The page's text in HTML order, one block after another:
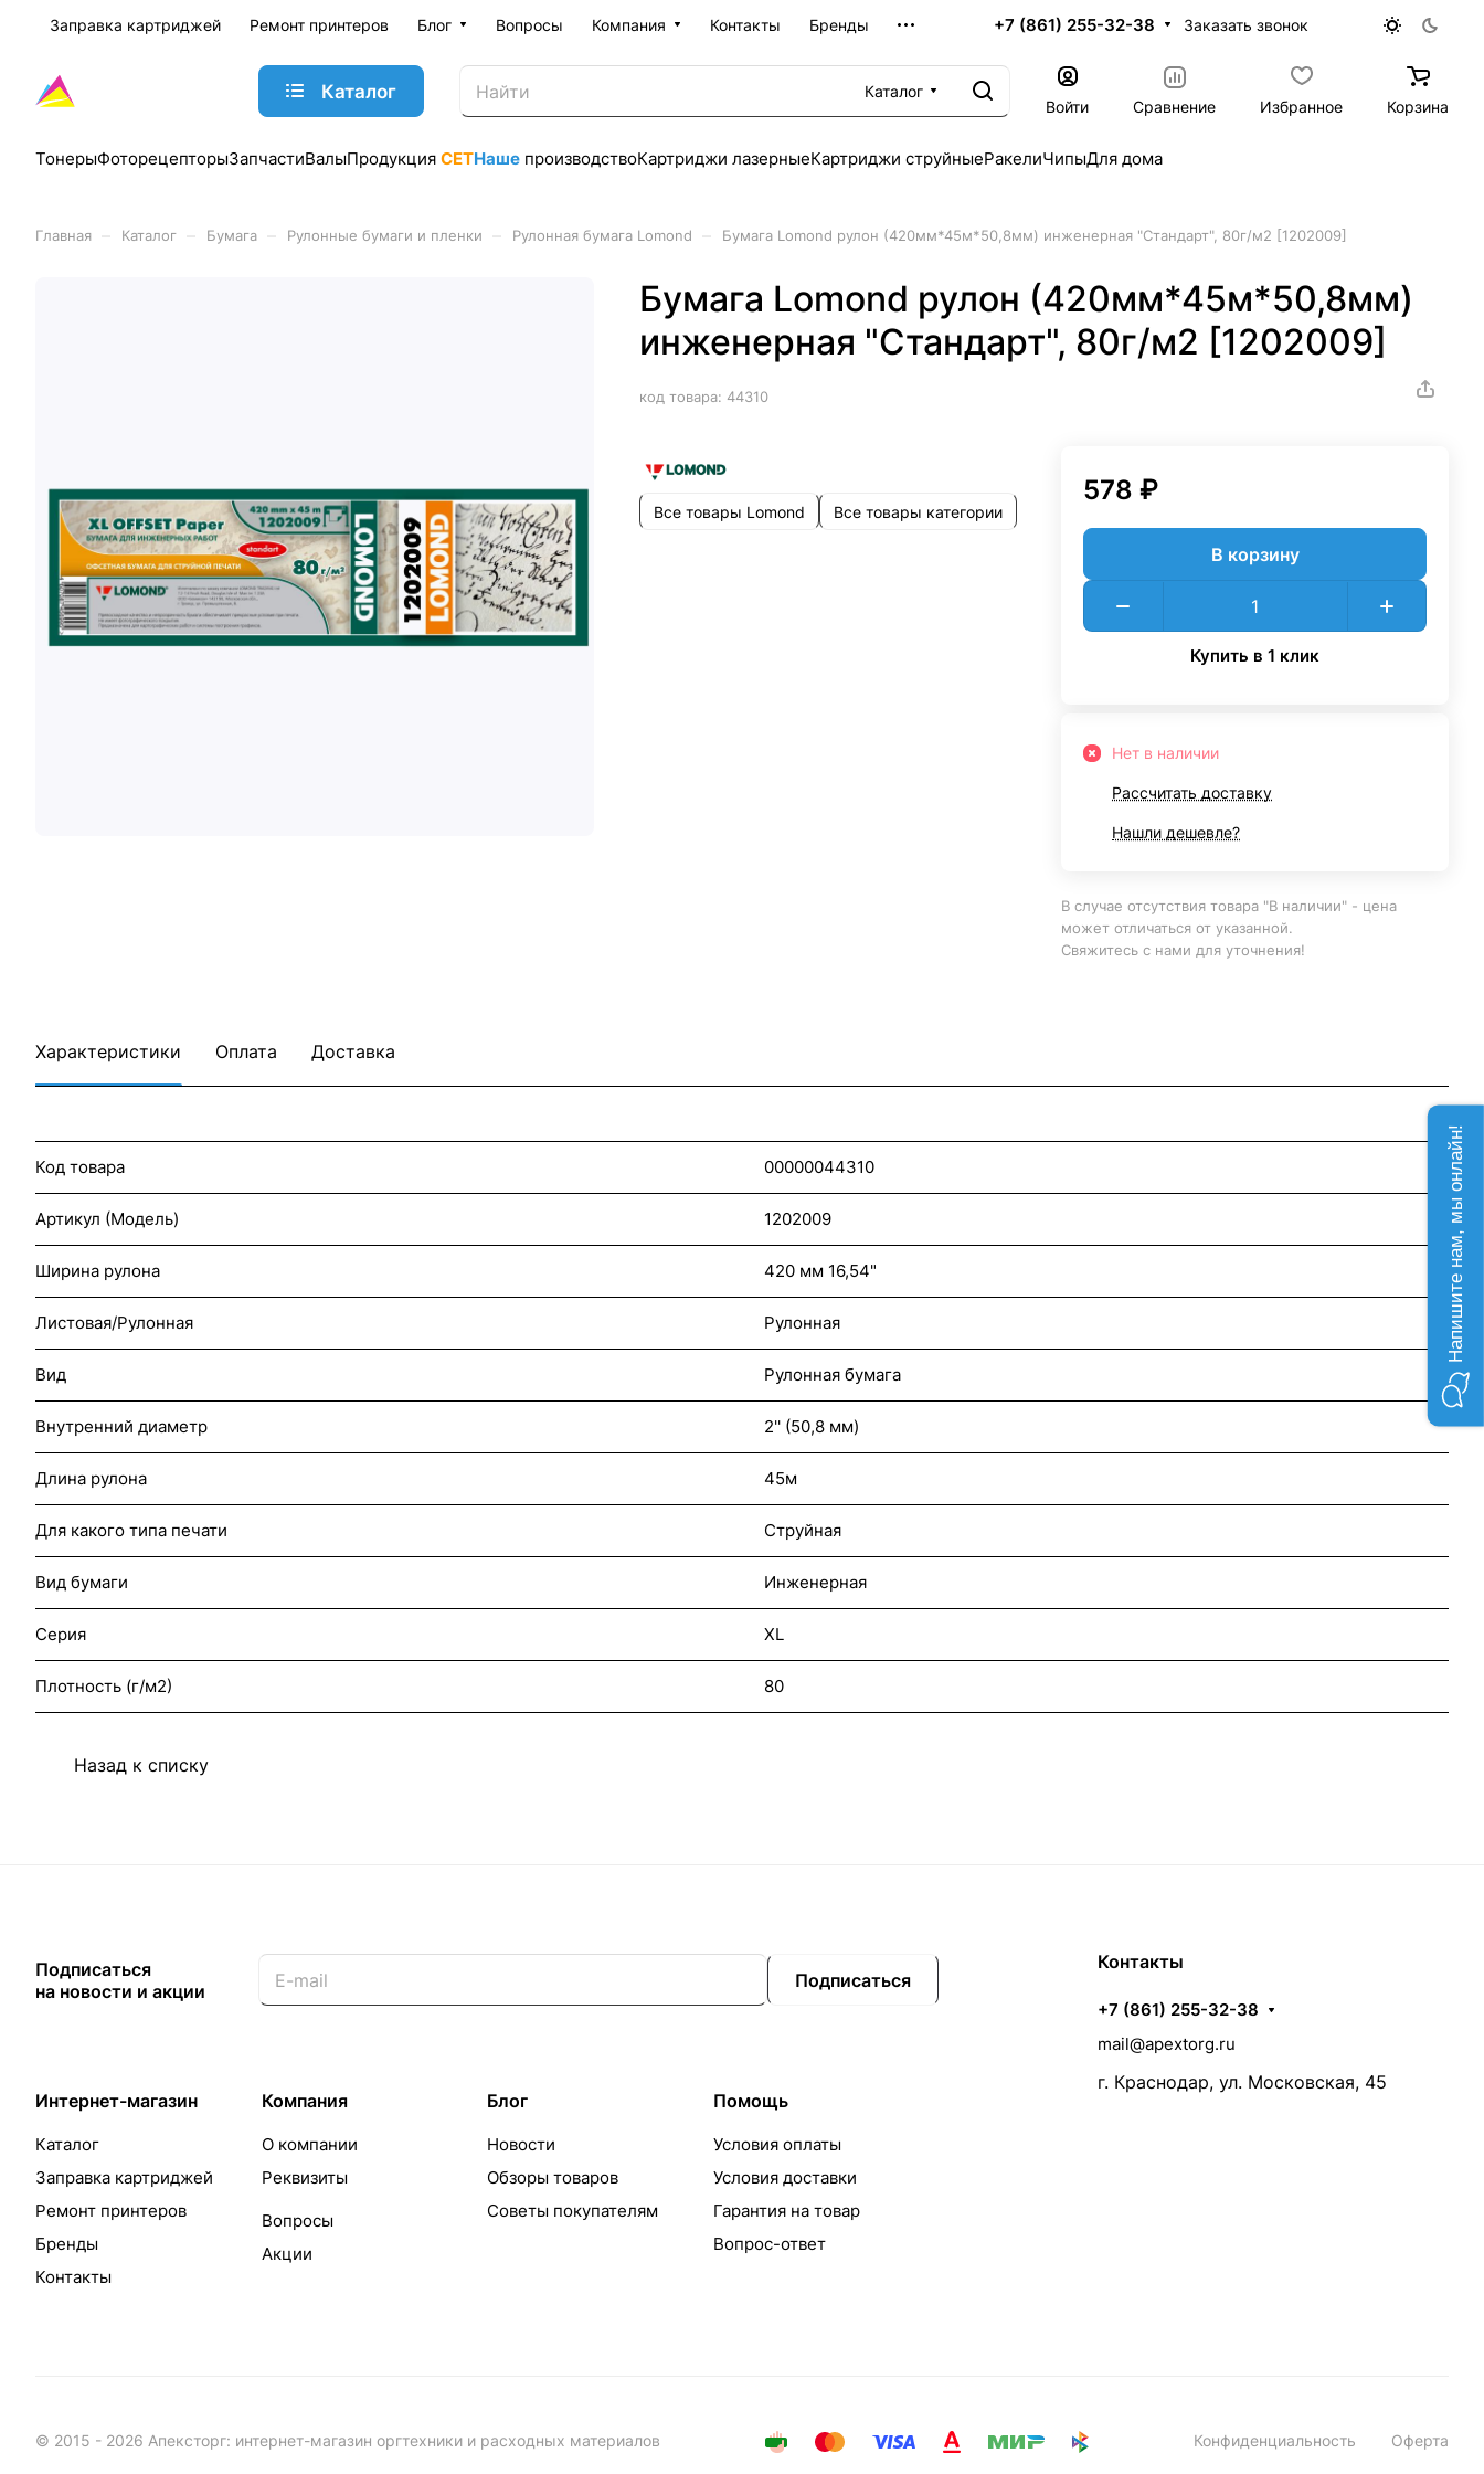
Заправка картриджей Ремонт принтеров Блог Вопросы Компания Контакты Бренды +7 (861) 255-32-38 Заказать звонок
Каталог
Каталог
Войти
Сравнение Избранное Корзина
ТонерыФоторецепторыЗапчастиВалыПродукция CETНаше производствоКартриджи лазерныеКартриджи струйныеРакелиЧипыДля дома
Главная Каталог Бумага Рулонные бумаги и пленки Рулонная бумага Lomond Бумага Lomond рулон (420мм*45м*50,8мм) инженерная "Стандарт", 80г/м2 [1202009]
Бумага Lomond рулон (420мм*45м*50,8мм)
инженерная "Стандарт", 80г/м2 [1202009]
код товара: 44310
Все товары Lomond Все товары категории
578 ₽
В корзину
Купить в 1 клик
Нет в наличии
Рассчитать доставку
Нашли дешевле?
В случае отсутствия товара "В наличии" - цена
может отличаться от указанной.
Свяжитесь с нами для уточнения!
Характеристики Оплата Доставка
Код товара 00000044310
Артикул (Модель) 1202009
Ширина рулона 420 мм 16,54"
Листовая/Рулонная Рулонная
Вид Рулонная бумага
Внутренний диаметр 2'' (50,8 мм)
Длина рулона 45м
Для какого типа печати Струйная
Вид бумаги Инженерная
Серия XL
Плотность (г/м2) 80
Назад к списку
Подписаться
на новости и акции
Подписаться
Интернет-магазин
Каталог
Заправка картриджей
Ремонт принтеров
Бренды
Контакты
Компания
О компании
Реквизиты
Вопросы
Акции
Блог
Новости
Обзоры товаров
Советы покупателям
Помощь
Условия оплаты
Условия доставки
Гарантия на товар
Вопрос-ответ
Контакты
+7 (861) 255-32-38
mail@apextorg.ru
г. Краснодар, ул. Московская, 45
© 2015 - 2026 Апексторг: интернет-магазин оргтехники и расходных материалов Конфиденциальность Оферта
Напишите нам, мы онлайн!